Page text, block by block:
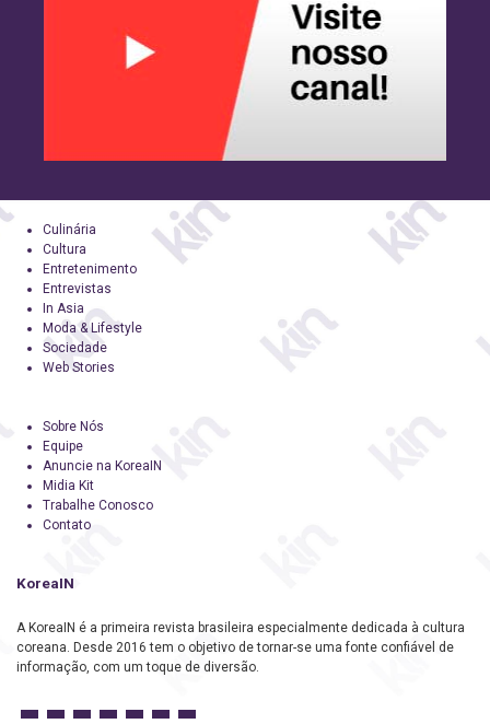
Culinária
Cultura
Entretenimento
Entrevistas
In Asia
Moda & Lifestyle
Sociedade
Web Stories
Sobre Nós
Equipe
Anuncie na KoreaIN
Midia Kit
Trabalhe Conosco
Contato
KoreaIN
A KoreaIN é a primeira revista brasileira especialmente dedicada à cultura
coreana. Desde 2016 tem o objetivo de tornar-se uma fonte confiável de
informação, com um toque de diversão.